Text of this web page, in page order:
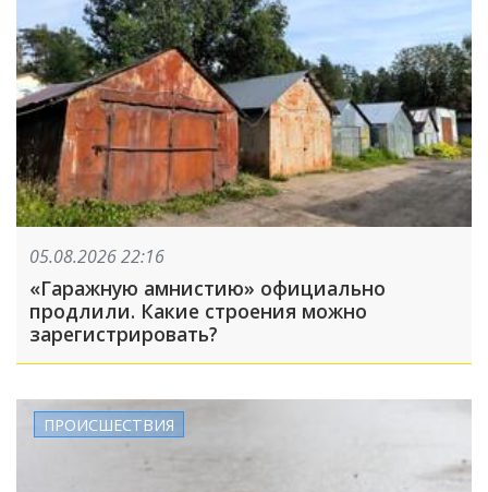
05.08.2026 22:16
«Гаражную амнистию» официально
продлили. Какие строения можно
зарегистрировать?
ПРОИСШЕСТВИЯ